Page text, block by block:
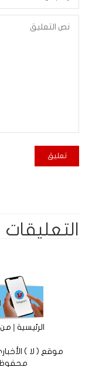
التعليقات
الرئيسية|